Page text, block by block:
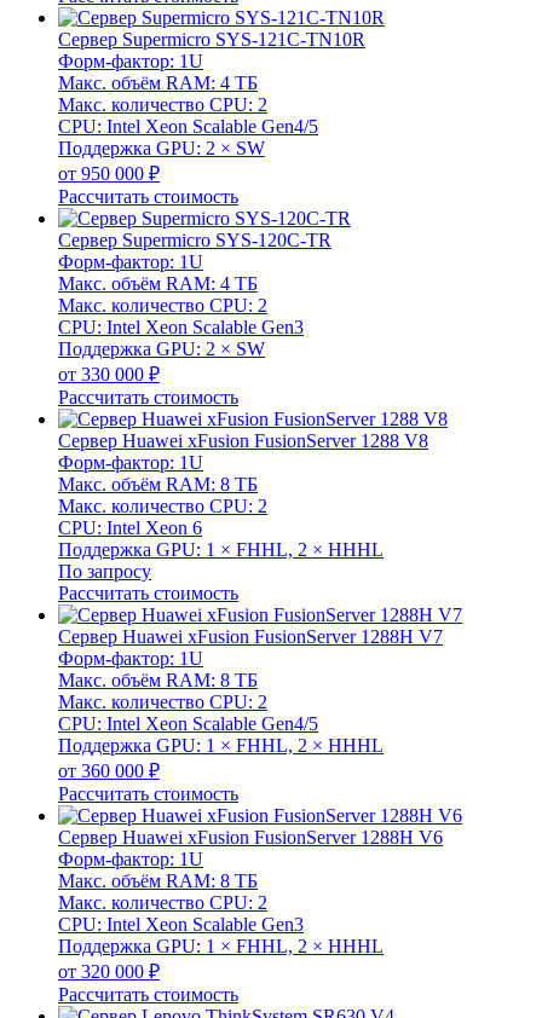
Сервер Supermicro SYS-121C-TN10R
Форм-фактор: 1U
Макс. объём RAM: 4 ТБ
Макс. количество CPU: 2
CPU: Intel Xeon Scalable Gen4/5
Поддержка GPU: 2 × SW
от 950 000 ₽
Рассчитать стоимость
Сервер Supermicro SYS-120C-TR
Форм-фактор: 1U
Макс. объём RAM: 4 ТБ
Макс. количество CPU: 2
CPU: Intel Xeon Scalable Gen3
Поддержка GPU: 2 × SW
от 330 000 ₽
Рассчитать стоимость
Сервер Huawei xFusion FusionServer 1288 V8
Форм-фактор: 1U
Макс. объём RAM: 8 ТБ
Макс. количество CPU: 2
CPU: Intel Xeon 6
Поддержка GPU: 1 × FHHL, 2 × HHHL
По запросу
Рассчитать стоимость
Сервер Huawei xFusion FusionServer 1288H V7
Форм-фактор: 1U
Макс. объём RAM: 8 ТБ
Макс. количество CPU: 2
CPU: Intel Xeon Scalable Gen4/5
Поддержка GPU: 1 × FHHL, 2 × HHHL
от 360 000 ₽
Рассчитать стоимость
Сервер Huawei xFusion FusionServer 1288H V6
Форм-фактор: 1U
Макс. объём RAM: 8 ТБ
Макс. количество CPU: 2
CPU: Intel Xeon Scalable Gen3
Поддержка GPU: 1 × FHHL, 2 × HHHL
от 320 000 ₽
Рассчитать стоимость